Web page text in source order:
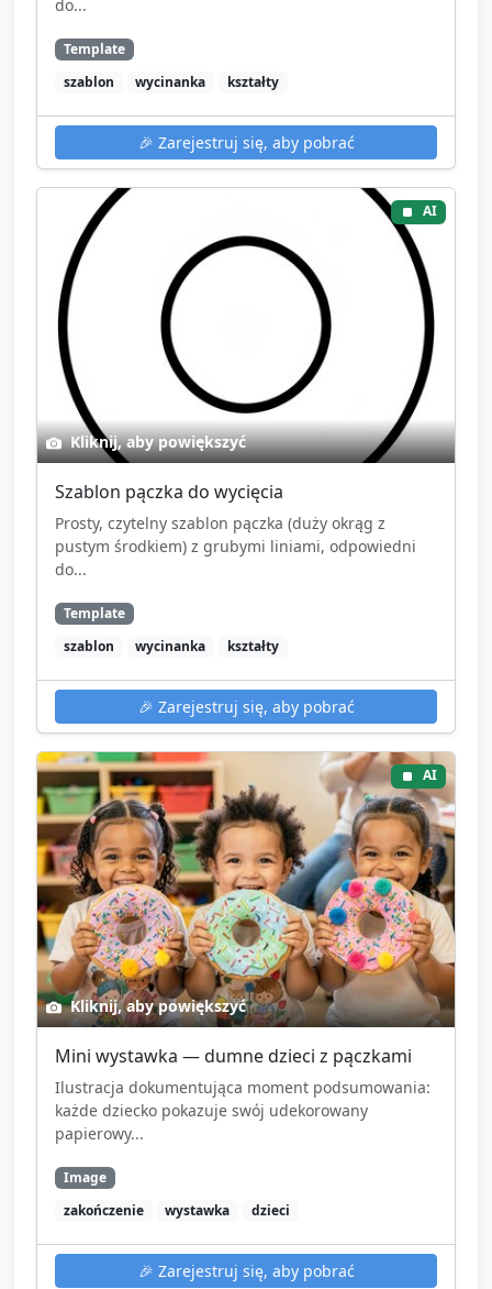
do...
Template
szablon
wycinanka kształty
🎉 Zarejestruj się, aby pobrać
AI
Kliknij, aby powiększyć
Szablon pączka do wycięcia
Prosty, czytelny szablon pączka (duży okrąg z
pustym środkiem) z grubymi liniami, odpowiedni
do...
Template
szablon
wycinanka kształty
🎉 Zarejestruj się, aby pobrać
AI
Kliknij, aby powiększyć
Mini wystawka — dumne dzieci z pączkami
Ilustracja dokumentująca moment podsumowania:
każde dziecko pokazuje swój udekorowany
papierowy...
Image
zakończenie
wystawka dzieci
🎉 Zarejestruj się, aby pobrać